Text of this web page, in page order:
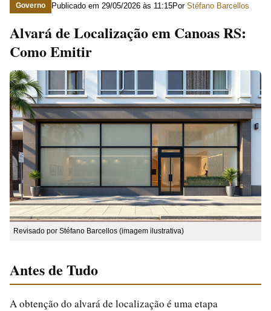
Governo Publicado em 29/05/2026 às 11:15Por Stéfano Barcellos
Alvará de Localização em Canoas RS:
Como Emitir
Revisado por Stéfano Barcellos (imagem ilustrativa)
Antes de Tudo
A obtenção do alvará de localização é uma etapa